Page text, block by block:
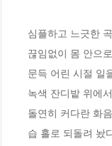
심플하고 느긋한
끊임없이 몸 안으
문득 어린 시절 일
녹색 잔디밭 위에
돌연히 커다란 화
습 홀로 되돌려 놨